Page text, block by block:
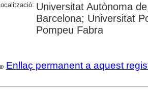
Localització: Universitat Autònoma
Barcelona; Universitat
Pompeu Fabra
Enllaç permanent a aquest